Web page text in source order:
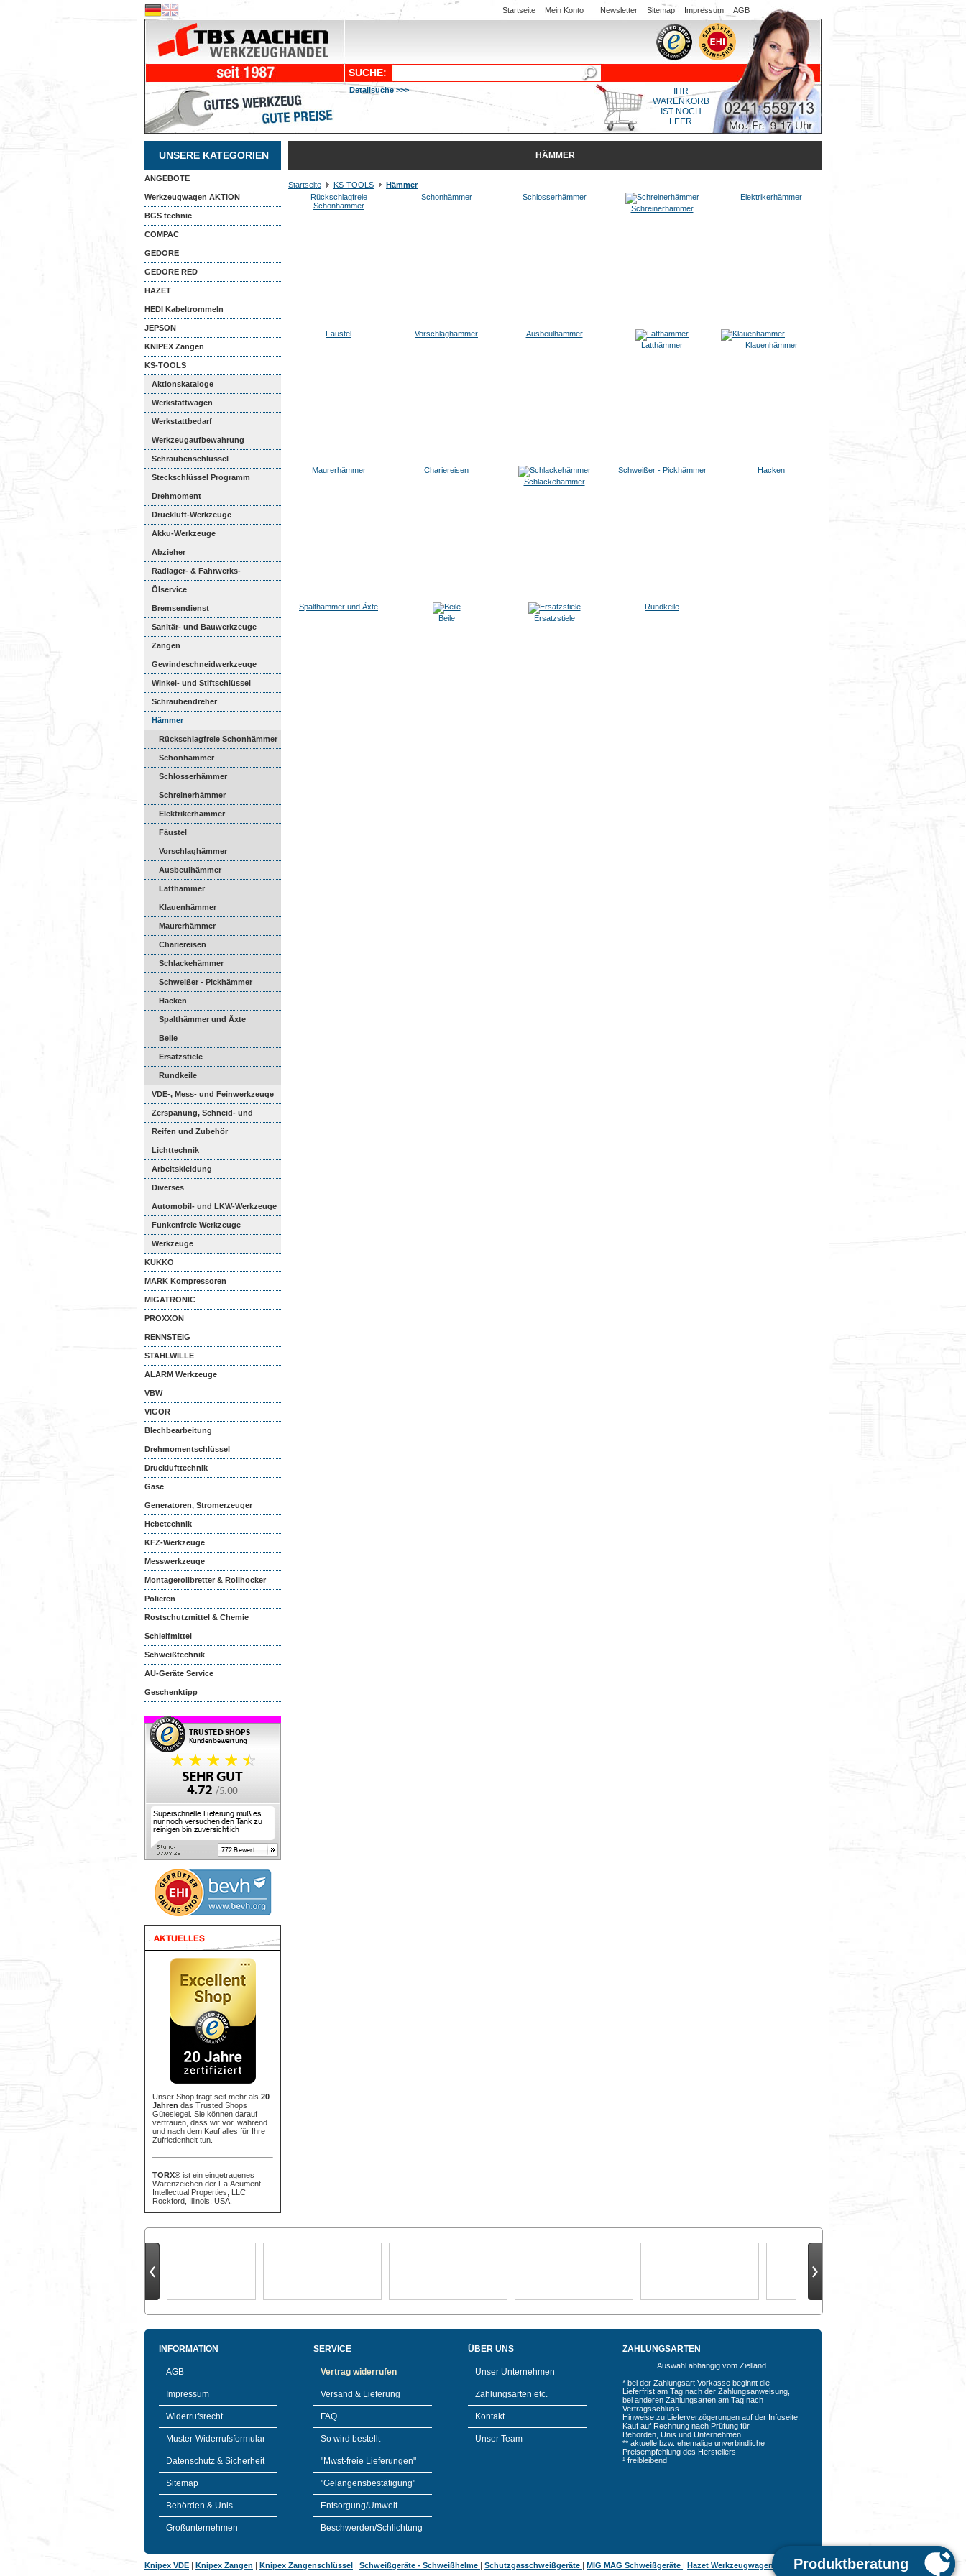
Startseite Mein Konto Newsletter Sitemap Impressum AGB
SUCHE:
Detailsuche >>>
IHR
WARENKORB
IST NOCH
LEER
UNSERE KATEGORIEN
ANGEBOTE
Werkzeugwagen AKTION
BGS technic
COMPAC
GEDORE
GEDORE RED
HAZET
HEDI Kabeltrommeln
JEPSON
KNIPEX Zangen
KS-TOOLS
Aktionskataloge
Werkstattwagen
Werkstattbedarf
Werkzeugaufbewahrung
Schraubenschlüssel
Steckschlüssel Programm
Drehmoment
Druckluft-Werkzeuge
Akku-Werkzeuge
Abzieher
Radlager- & Fahrwerks-
Reparatu...
Ölservice
Bremsendienst
Sanitär- und Bauwerkzeuge
Zangen
Gewindeschneidwerkzeuge
Winkel- und Stiftschlüssel
Schraubendreher
Hämmer
Rückschlagfreie Schonhämmer
Schonhämmer
Schlosserhämmer
Schreinerhämmer
Elektrikerhämmer
Fäustel
Vorschlaghämmer
Ausbeulhämmer
Latthämmer
Klauenhämmer
Maurerhämmer
Chariereisen
Schlackehämmer
Schweißer - Pickhämmer
Hacken
Spalthämmer und Äxte
Beile
Ersatzstiele
Rundkeile
VDE-, Mess- und Feinwerkzeuge
Zerspanung, Schneid- und
Schabw...
Reifen und Zubehör
Lichttechnik
Arbeitskleidung
Diverses
Automobil- und LKW-Werkzeuge
Funkenfreie Werkzeuge
Werkzeuge
KUKKO
MARK Kompressoren
MIGATRONIC
PROXXON
RENNSTEIG
STAHLWILLE
ALARM Werkzeuge
VBW
VIGOR
Blechbearbeitung
Drehmomentschlüssel
Drucklufttechnik
Gase
Generatoren, Stromerzeuger
Hebetechnik
KFZ-Werkzeuge
Messwerkzeuge
Montagerollbretter & Rollhocker
Polieren
Rostschutzmittel & Chemie
Schleifmittel
Schweißtechnik
AU-Geräte Service
Geschenktipp
Unser Shop trägt seit mehr als 20
Jahren das Trusted Shops
Gütesiegel. Sie können darauf
vertrauen, dass wir vor, während
und nach dem Kauf alles für Ihre
Zufriedenheit tun.
TORX® ist ein eingetragenes
Warenzeichen der Fa.Acument
Intellectual Properties, LLC
Rockford, Illinois, USA.
HÄMMER
Startseite KS-TOOLS
Hämmer
Rückschlagfreie
Schonhämmer
Schonhämmer
Schlosserhämmer
Schreinerhämmer
Elektrikerhämmer
Fäustel Vorschlaghämmer
Ausbeulhämmer
Latthämmer
Klauenhämmer
Maurerhämmer
Chariereisen
Schlackehämmer
Schweißer - Pickhämmer Hacken
Spalthämmer und Äxte
Beile
Ersatzstiele
Rundkeile
INFORMATION
AGB
Impressum
Widerrufsrecht
Muster-Widerrufsformular
Datenschutz & Sicherheit
Sitemap
Behörden & Unis
Großunternehmen
SERVICE
Vertrag widerrufen
Versand & Lieferung
FAQ
So wird bestellt
"Mwst-freie Lieferungen"
"Gelangensbestätigung"
Entsorgung/Umwelt
Beschwerden/Schlichtung
ÜBER UNS
Unser Unternehmen
Zahlungsarten etc.
Kontakt
Unser Team
ZAHLUNGSARTEN
Auswahl abhängig vom Zielland
* bei der Zahlungsart Vorkasse beginnt die
Lieferfrist am Tag nach der Zahlungsanweisung,
bei anderen Zahlungsarten am Tag nach
Vertragsschluss.
Hinweise zu Lieferverzögerungen auf der Infoseite
Kauf auf Rechnung nach Prüfung für
Behörden, Unis und Unternehmen.
** aktuelle bzw. ehemalige unverbindliche
Preisempfehlung des Herstellers
¹ freibleibend
Knipex VDE | Knipex Zangen | Knipex Zangenschlüssel | Schweißgeräte - Schweißhelme | Schutzgasschweißgeräte | MIG MAG Schweißgeräte | Hazet Werkzeugwagen